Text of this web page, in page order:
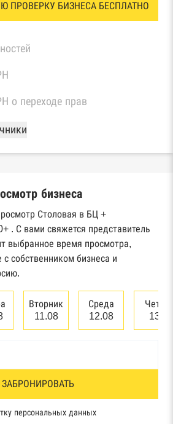
ПРОВЕРКУ БИЗНЕСА БЕСПЛАТНО
о переходе прав
и ЕГРИП Федеральной
контрактов
дел Высшего
лиц
реестр сведений о
лиц
знаков и знаков обслуживания
производства
бизнеса
Столовая в БЦ +
. С вами свяжется представитель
выбранное время просмотра,
с собственником бизнеса и
Вторник
11.08
Среда
12.08
13.08
ЗАБРОНИРОВАТЬ
персональных данных